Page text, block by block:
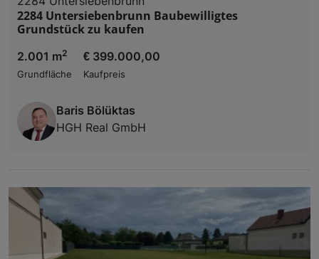
2284 Untersiebenbrunn Baubewilligtes
Grundstück zu kaufen
2.001 m2
Grundfläche
€ 399.000,00
Kaufpreis
Baris Bölüktas
HGH Real GmbH